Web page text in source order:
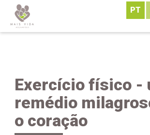
PT
Exercício físico -
remédio
o coração